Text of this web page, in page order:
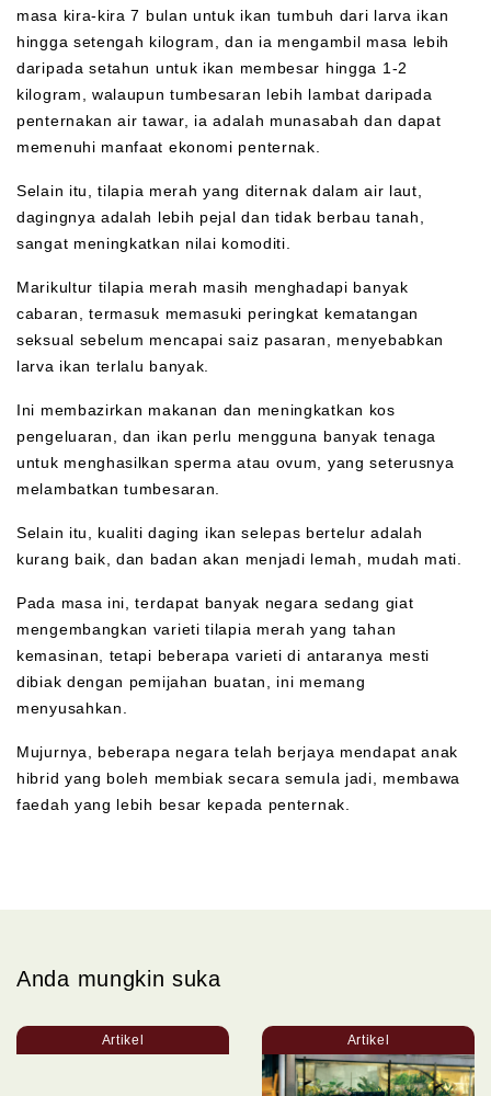
masa kira-kira 7 bulan untuk ikan tumbuh dari larva ikan
hingga setengah kilogram, dan ia mengambil masa lebih
daripada setahun untuk ikan membesar hingga 1-2
kilogram, walaupun tumbesaran lebih lambat daripada
penternakan air tawar, ia adalah munasabah dan dapat
memenuhi manfaat ekonomi penternak.
Selain itu, tilapia merah yang diternak dalam air laut,
dagingnya adalah lebih pejal dan tidak berbau tanah,
sangat meningkatkan nilai komoditi.
Marikultur tilapia merah masih menghadapi banyak
cabaran, termasuk memasuki peringkat kematangan
seksual sebelum mencapai saiz pasaran, menyebabkan
larva ikan terlalu banyak.
Ini membazirkan makanan dan meningkatkan kos
pengeluaran, dan ikan perlu mengguna banyak tenaga
untuk menghasilkan sperma atau ovum, yang seterusnya
melambatkan tumbesaran.
Selain itu, kualiti daging ikan selepas bertelur adalah
kurang baik, dan badan akan menjadi lemah, mudah mati.
Pada masa ini, terdapat banyak negara sedang giat
mengembangkan varieti tilapia merah yang tahan
kemasinan, tetapi beberapa varieti di antaranya mesti
dibiak dengan pemijahan buatan, ini memang
menyusahkan.
Mujurnya, beberapa negara telah berjaya mendapat anak
hibrid yang boleh membiak secara semula jadi, membawa
faedah yang lebih besar kepada penternak.
Anda mungkin suka
Artikel Artikel